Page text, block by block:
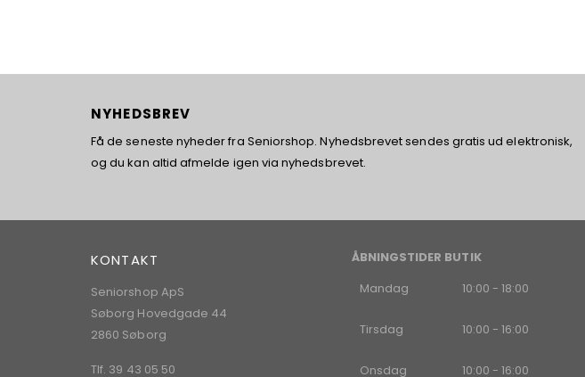
NYHEDSBREV
Få de seneste nyheder fra Seniorshop. Nyhedsbrevet sendes gratis ud elektronisk,
og du kan altid afmelde igen via nyhedsbrevet.
KONTAKT
Seniorshop ApS
Søborg Hovedgade 44
2860 Søborg
Tlf. 39 43 05 50
ÅBNINGSTIDER BUTIK
Mandag
10:00 - 18:00
Tirsdag 10:00 - 16:00
Onsdag 10:00 - 16:00